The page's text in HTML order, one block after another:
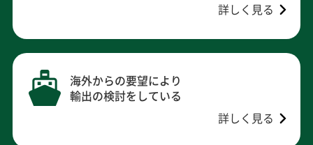
詳しく見る
海外からの要望により
輸出の検討をしている
詳しく見る